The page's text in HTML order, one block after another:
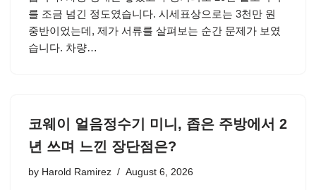
를 조금 넘긴 정도였습니다. 시세표상으로는 3천만 원
중반이었는데, 제가 서류를 살펴보는 순간 문제가 보였
습니다. 차량…
코웨이 얼음정수기 미니, 좁은 주방에서 2
년 쓰며 느낀 장단점은?
by Harold Ramirez August 6, 2026